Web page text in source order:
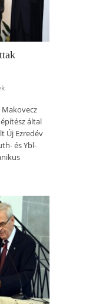
által
Új Ezredév
és Ybl-